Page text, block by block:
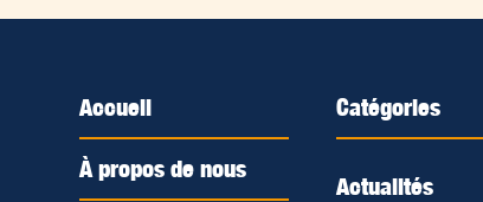
Accueil
À propos de nous
Catégories
Actualités